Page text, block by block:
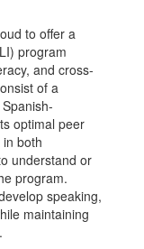
to offer a
program
and cross-
of a
optimal peer
both
understand or
program.
speaking,
maintaining